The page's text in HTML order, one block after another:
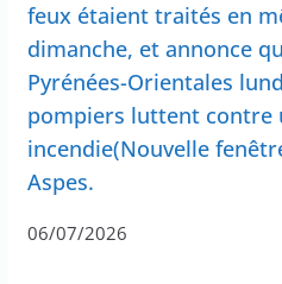
feux étaient traités en
dimanche, et annonce
Pyrénées-Orientales
pompiers luttent contre
incendie(Nouvelle
Aspes.
06/07/2026